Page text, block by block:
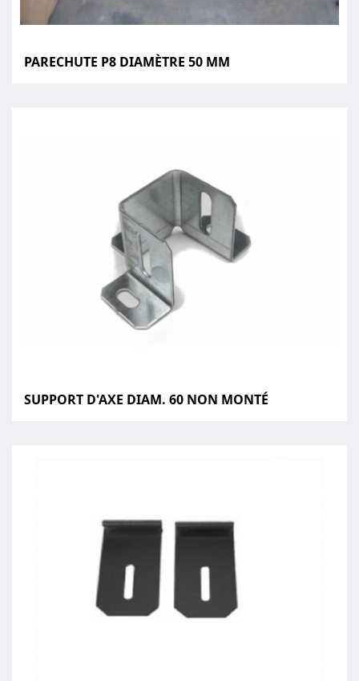
PARECHUTE P8 DIAMÈTRE 50 MM
SUPPORT D'AXE DIAM. 60 NON MONTÉ